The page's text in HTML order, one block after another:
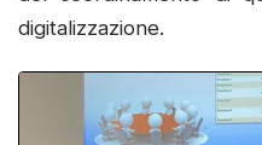
digitalizzazione.